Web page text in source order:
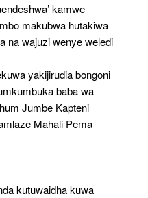
kamwe
makubwa hutakiwa
na wajuzi wenye weledi
yakijirudia bongoni
baba wa
Jumbe Kapteni
Mahali Pema
kutuwaidha kuwa